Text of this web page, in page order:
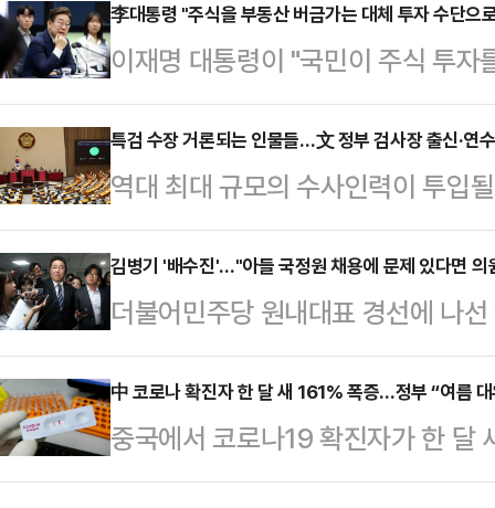
가 과연 중학교 1학년 수준은 되는
태 의원은 11일 CBS라디오 '뉴스
는 중학교 1학년 학생에게 비상계
것은 전쟁이라든지 비상사태 때 대
비상계엄은 평화로운 시기에 대통
했다.앞서 김용태 …
李대통령 "주식을 부동산 버금가는 대체 투자 수단으
이재명 대통령이 "국민이 주식 투
있게, 부동산에 버금가는 대체 투자
울 것이고 대한민국 경제 전체가 선
일 한국거래소 시장감시위원회를
다.이 대통령은 "그 핵심 축에 증권
은 주식시장"이라고 강조했다.이
관련해 "지금은 우량주 장기 투자
이라느니, 인수합병…
특검 수장 거론되는 인물들…文 정부 검사장 출신·연
역대 최대 규모의 수사인력이 투입
특검법·채 상병 특검법)'이 이재명
에 돌입했다. 하마평에는 문재인
대생·사법연수원 20기대' 인물 다
검을 이끌 수장으로 김양수 법무법
이정수 중앙N남부 법률사무소 대
인 JKL파트너스 대표변호사(56·
별검사제는…
김병기 '배수진'…"아들 국정원 채용에 문제 있다면 의
더불어민주당 원내대표 경선에 나
논란과 관련해 "(문제가 있다면) 모
다"고 밝혔다.김병기 의원은 과거
사했다는 의혹 제기가 이어지자 11
김 의원은 "2014년 기무사 현역 장
中 코로나 확진자 한 달 새 161% 폭증…정부 “여름
중국에서 코로나19 확진자가 한 달
보이자 국내 방역당국이 여름철 대